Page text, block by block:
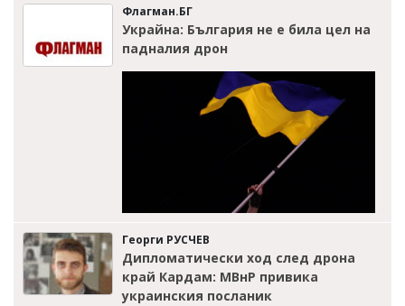
Флагман.БГ
Украйна: България не е била цел на
падналия дрон
Георги РУСЧЕВ
Дипломатически ход след дрона
край Кардам: МВнР привика
украинския посланик